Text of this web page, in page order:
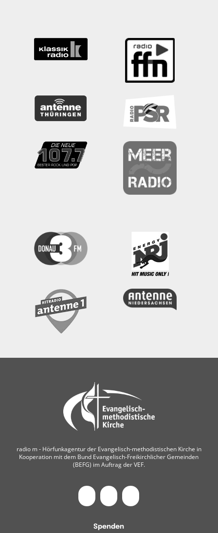
radio m ‐ Hörfunkagentur der Evangelisch-methodistischen Kirche in
Kooperation mit dem Bund Evangelisch-Freikirchlicher Gemeinden
(BEFG) im Auftrag der VEF.
Spenden